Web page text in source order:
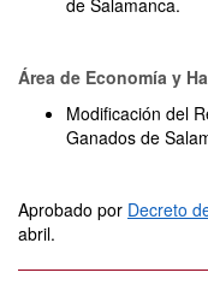
de Salamanca.
Área de Economía y
Modificación del
Ganados de
Aprobado por Decreto
abril.